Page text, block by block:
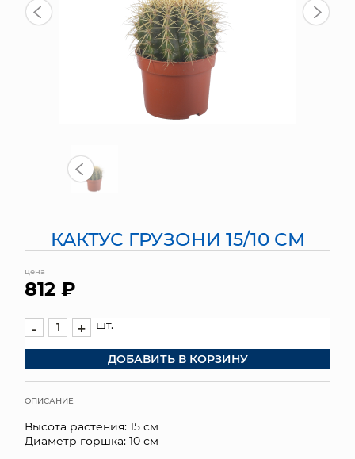
ГОРШКИ И КАШПО
ГРУНТЫ И УДОБРЕНИЯ
ПРЕДМЕТЫ ИНТЕРЬЕРА
ЯЩИКИ
ПОДАРОЧНЫЕ КАРТЫ
ОПТОВЫМ КЛИЕНТАМ
КАКТУС ГРУЗОНИ 15/10 СМ
цена
812 ₽
- + шт.
ДОБАВИТЬ В КОРЗИНУ
ОПИСАНИЕ
Высота растения: 15 см
Диаметр горшка: 10 см